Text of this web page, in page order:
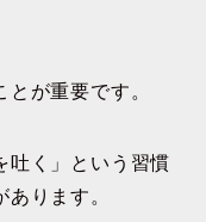
が重要です。
吐く」という習慣
ります。